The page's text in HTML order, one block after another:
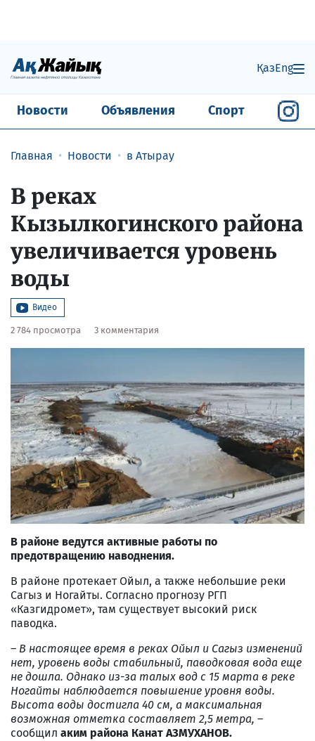
ҚазEng
Новости Объявления Спорт
Главная Новости в Атырау
В реках
Кызылкогинского района
увеличивается уровень
воды
Видео
2 784 просмотра 3 комментария
В районе ведутся активные работы по
предотвращению наводнения.
В районе протекает Ойыл, а также небольшие реки
Сагыз и Ногайты. Согласно прогнозу РГП
«Казгидромет», там существует высокий риск
паводка.
– В настоящее время в реках Ойыл и Сагыз изменений
нет, уровень воды стабильный, паводковая вода еще
не дошла. Однако из-за талых вод с 15 марта в реке
Ногайты наблюдается повышение уровня воды.
Высота воды достигла 40 см, а максимальная
возможная отметка составляет 2,5 метра, –
сообщил аким района Канат АЗМУХАНОВ.